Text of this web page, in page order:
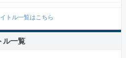
トル一覧はこちら
ル一覧